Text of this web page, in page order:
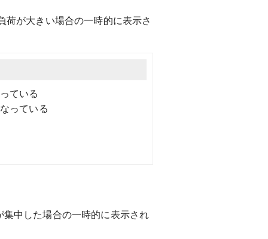
荷が大きい場合の一時的に表示さ
ている
っている
中した場合の一時的に表示され